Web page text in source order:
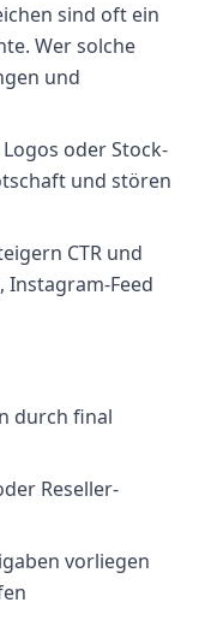
sind oft ein
Wer solche
und
oder Stock-
und stören
CTR und
Instagram-Feed
durch final
Reseller-
vorliegen